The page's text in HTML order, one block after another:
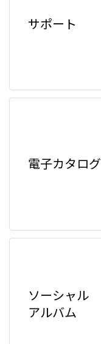
サポート
電子カタログ
ソーシャル
アルバム